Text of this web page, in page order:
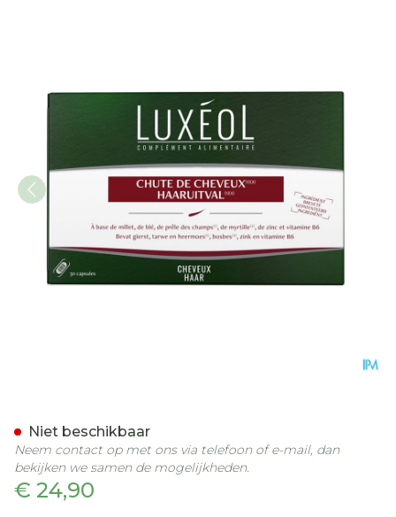
€ 24,90
Niet beschikbaar
Neem contact op met ons via telefoon of e-mail, dan
bekijken we samen de mogelijkheden.